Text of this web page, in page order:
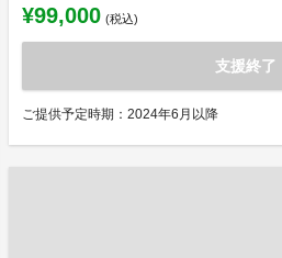
¥99,000 (税込)
支援終了
ご提供予定時期：2024年6月以降